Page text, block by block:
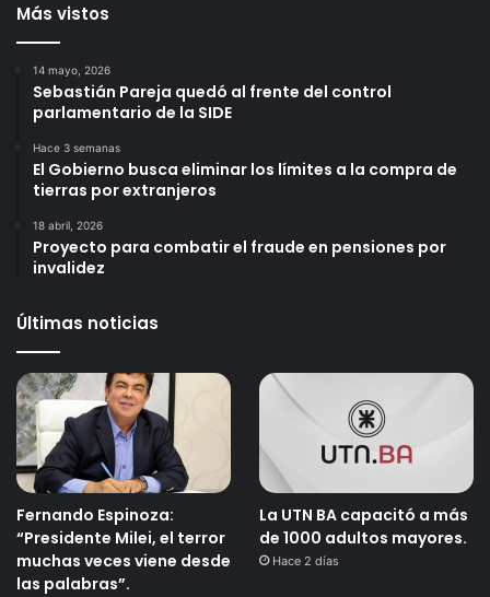
Más vistos
14 mayo, 2026
Sebastián Pareja quedó al frente del control
parlamentario de la SIDE
Hace 3 semanas
El Gobierno busca eliminar los límites a la compra de
tierras por extranjeros
18 abril, 2026
Proyecto para combatir el fraude en pensiones por
invalidez
Últimas noticias
Fernando Espinoza:
“Presidente Milei, el terror
muchas veces viene desde
las palabras”.
La UTN BA capacitó a más
de 1000 adultos mayores.
Hace 2 días